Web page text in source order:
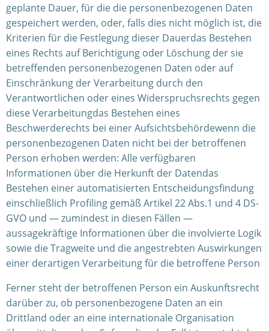
geplante Dauer, für die die personenbezogenen Daten
gespeichert werden, oder, falls dies nicht möglich ist, die
Kriterien für die Festlegung dieser Dauerdas Bestehen
eines Rechts auf Berichtigung oder Löschung der sie
betreffenden personenbezogenen Daten oder auf
Einschränkung der Verarbeitung durch den
Verantwortlichen oder eines Widerspruchsrechts gegen
diese Verarbeitungdas Bestehen eines
Beschwerderechts bei einer Aufsichtsbehördewenn die
personenbezogenen Daten nicht bei der betroffenen
Person erhoben werden: Alle verfügbaren
Informationen über die Herkunft der Datendas
Bestehen einer automatisierten Entscheidungsfindung
einschließlich Profiling gemäß Artikel 22 Abs.1 und 4 DS-
GVO und — zumindest in diesen Fällen —
aussagekräftige Informationen über die involvierte Logik
sowie die Tragweite und die angestrebten Auswirkungen
einer derartigen Verarbeitung für die betroffene Person
Ferner steht der betroffenen Person ein Auskunftsrecht
darüber zu, ob personenbezogene Daten an ein
Drittland oder an eine internationale Organisation